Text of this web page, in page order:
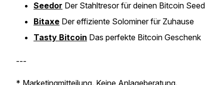
Seedor Der Stahltresor für deinen Bitcoin Seed
Bitaxe Der effiziente Solominer für Zuhause
Tasty Bitcoin Das perfekte Bitcoin Geschenk
---
* Marketingmitteilung. Keine Anlageberatung.